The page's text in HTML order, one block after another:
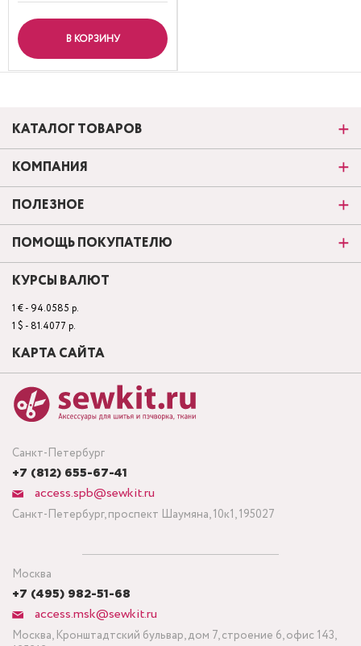
В КОРЗИНУ
Санкт-Петербург
+7 (812) 655-67-41
access.spb@sewkit.ru
Санкт-Петербург, проспект Шаумяна, 10к1, 195027
Москва
+7 (495) 982-51-68
access.msk@sewkit.ru
Москва, Кронштадтский бульвар, дом 7, строение 6, офис 143,
КАТАЛОГ ТОВАРОВ
КОМПАНИЯ
ПОЛЕЗНОЕ
ПОМОЩЬ ПОКУПАТЕЛЮ
КУРСЫ ВАЛЮТ
1 € - 94.0585 р.
1 $ - 81.4077 р.
КАРТА САЙТА